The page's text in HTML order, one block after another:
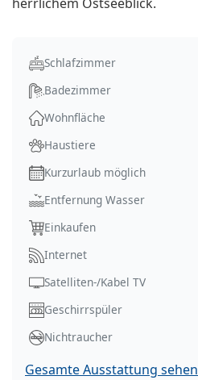
Schlafzimmer
Badezimmer
Wohnfläche
Haustiere
Kurzurlaub möglich
Entfernung Wasser
Einkaufen
Internet
Satelliten-/Kabel TV
Geschirrspüler
Nichtraucher
Gesamte Ausstattung sehen